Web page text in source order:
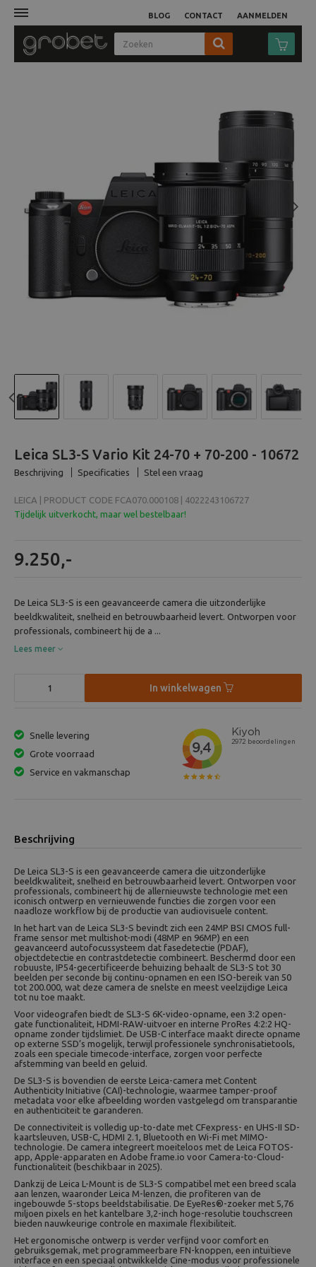
AANMELDEN
BLOG CONTACT
Video
Tassen
Statieven
Studio
Analoog
Next
Previous
Leica SL3-S Vario Kit 24-70 + 70-200 - 10672
Beschrijving Specificaties Stel een vraag
LEICA | PRODUCT CODE FCA070.000108 | 4022243106727
Tijdelijk uitverkocht, maar wel bestelbaar!
9.250,-
De Leica SL3-S is een geavanceerde camera die uitzonderlijke
beeldkwaliteit, snelheid en betrouwbaarheid levert. Ontworpen voor
professionals, combineert hij de a ...
Lees meer
In winkelwagen
Snelle levering
Grote voorraad
Service en vakmanschap
Beschrijving
De Leica SL3-S is een geavanceerde camera die uitzonderlijke
beeldkwaliteit, snelheid en betrouwbaarheid levert. Ontworpen voor
professionals, combineert hij de allernieuwste technologie met een
iconisch ontwerp en vernieuwende functies die zorgen voor een
naadloze workflow bij de productie van audiovisuele content.
In het hart van de Leica SL3-S bevindt zich een 24MP BSI CMOS full-
frame sensor met multishot-modi (48MP en 96MP) en een
geavanceerd autofocussysteem dat fasedetectie (PDAF),
objectdetectie en contrastdetectie combineert. Beschermd door een
robuuste, IP54-gecertificeerde behuizing behaalt de SL3-S tot 30
beelden per seconde bij continu-opnamen en een ISO-bereik van 50
tot 200.000, wat deze camera de snelste en meest veelzijdige Leica
tot nu toe maakt.
Voor videografen biedt de SL3-S 6K-video-opname, een 3:2 open-
gate functionaliteit, HDMI-RAW-uitvoer en interne ProRes 4:2:2 HQ-
opname zonder tijdslimiet. De USB-C interface maakt directe opname
op externe SSD’s mogelijk, terwijl professionele synchronisatietools,
zoals een speciale timecode-interface, zorgen voor perfecte
afstemming van beeld en geluid.
De SL3-S is bovendien de eerste Leica-camera met Content
Authenticity Initiative (CAI)-technologie, waarmee tamper-proof
metadata voor elke afbeelding worden vastgelegd om transparantie
en authenticiteit te garanderen.
De connectiviteit is volledig up-to-date met CFexpress- en UHS-II SD-
kaartsleuven, USB-C, HDMI 2.1, Bluetooth en Wi-Fi met MIMO-
technologie. De camera integreert moeiteloos met de Leica FOTOS-
app, Apple-apparaten en Adobe frame.io voor Camera-to-Cloud-
functionaliteit (beschikbaar in 2025).
Dankzij de Leica L-Mount is de SL3-S compatibel met een breed scala
aan lenzen, waaronder Leica M-lenzen, die profiteren van de
ingebouwde 5-stops beeldstabilisatie. De EyeRes®-zoeker met 5,76
miljoen pixels en het kantelbare 3,2-inch hoge-resolutie touchscreen
bieden nauwkeurige controle en maximale flexibiliteit.
Het ergonomische ontwerp is verder verfijnd voor comfort en
gebruiksgemak, met programmeerbare FN-knoppen, een intuïtieve
interface en een speciaal ontwikkelde Cine-modus voor professionele